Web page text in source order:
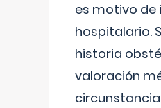
es motivo de
hospitalario.
historia
valoración